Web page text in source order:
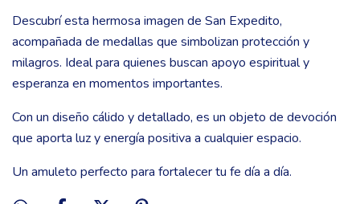
Descubrí esta hermosa imagen de San Expedito,
acompañada de medallas que simbolizan protección y
milagros. Ideal para quienes buscan apoyo espiritual y
esperanza en momentos importantes.
Con un diseño cálido y detallado, es un objeto de devoción
que aporta luz y energía positiva a cualquier espacio.
Un amuleto perfecto para fortalecer tu fe día a día.